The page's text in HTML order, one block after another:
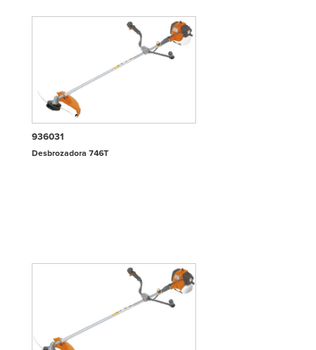
936031
Desbrozadora 746T